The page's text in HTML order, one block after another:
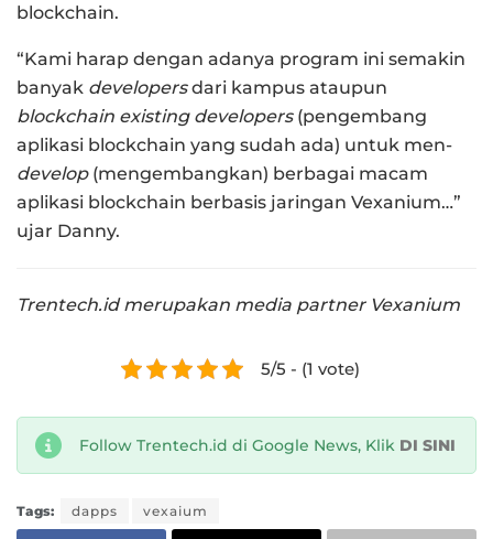
blockchain.
“Kami harap dengan adanya program ini semakin
banyak developersdari kampus ataupun
blockchain existing developers(pengembang
aplikasi blockchain yang sudah ada) untuk men-
develop(mengembangkan) berbagai macam
aplikasi blockchain berbasis jaringan Vexanium…”
ujar Danny.
Trentech.id merupakan media partner Vexanium
5/5 - (1 vote)
Follow Trentech.id di Google News, Klik DI SINI
Tags: dapps vexaium